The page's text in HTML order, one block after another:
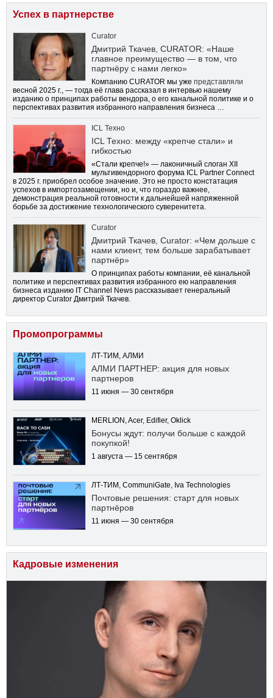
Успех в партнерстве
Curator
Дмитрий Ткачев, CURATOR: «Наше
главное преимущество — в том, что
партнёру с нами легко»
Компанию CURATOR мы уже представляли
весной 2025 г., — тогда её глава рассказал в интервью нашему
изданию о принципах работы вендора, о его канальной политике и о
перспективах развития избранного направления бизнеса …
ICL Техно
ICL Техно: между «крепче стали» и
гибкостью
«Стали крепче!» — лаконичный слоган XII
мультивендорного форума ICL Partner Connect
в 2025 г. приобрел особое значение. Это не просто констатация
успехов в импортозамещении, но и, что гораздо важнее,
демонстрация реальной готовности к дальнейшей напряженной
борьбе за достижение технологического суверенитета.
Curator
Дмитрий Ткачев, Curator: «Чем дольше с
нами клиент, тем больше зарабатывает
партнёр»
О принципах работы компании, её канальной
политике и перспективах развития избранного ею направления
бизнеса изданию IT Channel News рассказывает генеральный
директор Curator Дмитрий Ткачев.
Промопрограммы
ЛТ-ТИМ, АЛМИ
АЛМИ ПАРТНЕР: акция для новых
партнеров
11 июня — 30 сентября
MERLION, Acer, Edifier, Oklick
Бонусы ждут: получи больше с каждой
покупкой!
1 августа — 15 сентября
ЛТ-ТИМ, CommuniGate, Iva Technologies
Почтовые решения: старт для новых
партнёров
11 июня — 30 сентября
Кадровые изменения